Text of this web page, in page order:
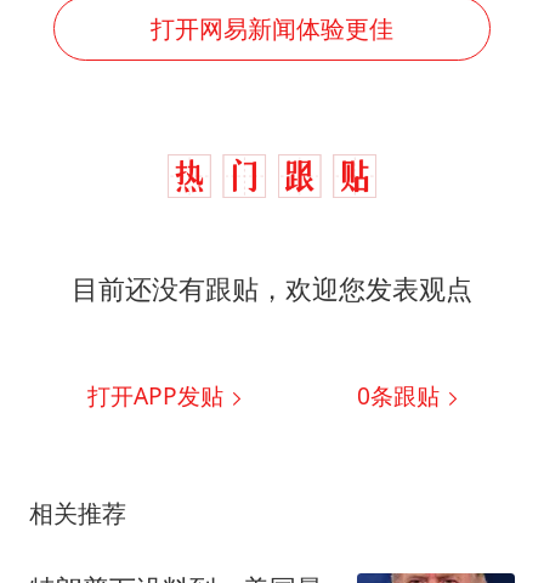
打开网易新闻体验更佳
目前还没有跟贴，欢迎您发表观点
打开APP发贴 0条跟贴
相关推荐